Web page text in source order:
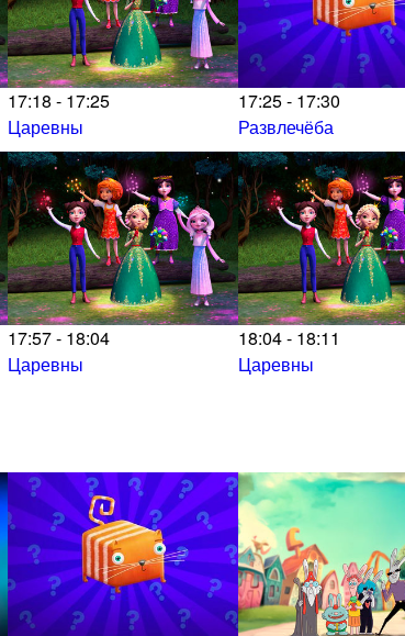
17:18 - 17:25
Царевны
17:25 - 17:30
Развлечёба
17:57 - 18:04
Царевны
18:04 - 18:11
Царевны